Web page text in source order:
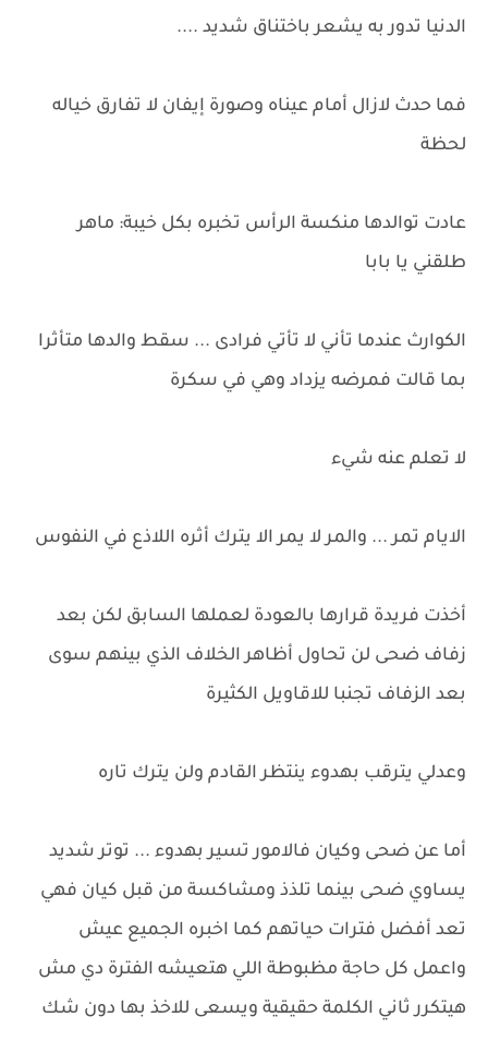
الدنيا تدور به يشعر باختناق شديد ....
فما حدث لازال أمام عيناه وصورة إيفان لا تفارق خياله
لحظة
عادت توالدها منكسة الرأس تخبره بكل خيبة: ماهر
طلقني يا بابا
الكوارث عندما تأني لا تأتي فرادى ... سقط والدها متأثرا
بما قالت فمرضه يزداد وهي في سكرة
لا تعلم عنه شيء
الايام تمر ... والمر لا يمر الا يترك أثره اللاذع في النفوس
أخذت فريدة قرارها بالعودة لعملها السابق لكن بعد
زفاف ضحى لن تحاول أظاهر الخلاف الذي بينهم سوى
بعد الزفاف تجنبا للاقاويل الكثيرة
وعدلي يترقب بهدوء ينتظر القادم ولن يترك تاره
أما عن ضحى وكيان فالامور تسير بهدوء ... توتر شديد
يساوي ضحى بينما تلذذ ومشاكسة من قبل كيان فهي
تعد أفضل فترات حياتهم كما اخبره الجميع عيش
واعمل كل حاجة مظبوطة اللي هتعيشه الفترة دي مش
هيتكرر ثاني الكلمة حقيقية ويسعى للاخذ بها دون شك